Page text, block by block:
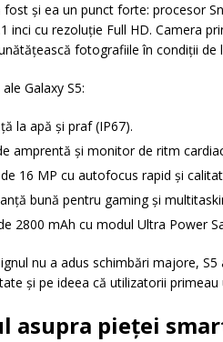
și ea un punct forte: procesor
inci cu rezoluție Full HD. Camera
fotografiile în condiții de
Galaxy S5:
la apă și praf (IP67).
amprentă și monitor de ritm
16 MP cu autofocus rapid și
bună pentru gaming și
2800 mAh cu modul Ultra Power
nu a adus schimbări majore,
și pe ideea că utilizatorii
asupra pieței